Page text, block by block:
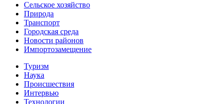
Сельское хозяйство
Природа
Транспорт
Городская среда
Новости районов
Импортозамещение
Туризм
Наука
Происшествия
Интервью
Технологии